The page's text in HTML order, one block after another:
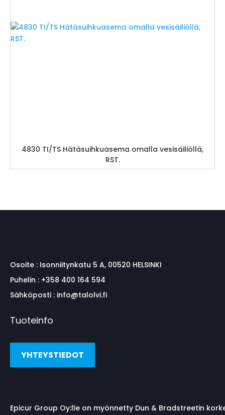
4830 TI/TS Hätäsuihkuasema omalla vesisäiliöllä,
RST.
Osoite : Isonniitynkatu 5 A, 00520 HELSINKI
Puhelin : +358 400 164 594
Sähköposti : info@talolvi.fi
Tuoteinfo
YHTEYSTIEDOT
Epicur Group Oy:lle on myönnetty Dun & Bradstreetin